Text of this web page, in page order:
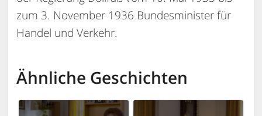
zum 3. November 1936 Bundesminister für
Handel und Verkehr.
Ähnliche Geschichten